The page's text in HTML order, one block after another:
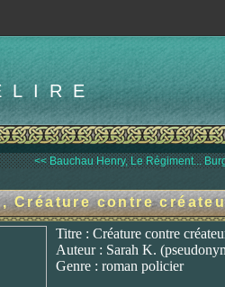
<< Bauchau Henry, Le Régiment...
Créature contre
Titre : Créature contre
Auteur : Sarah K.
Genre : roman policier